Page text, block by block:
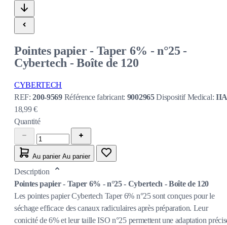
Pointes papier - Taper 6% - n°25 -
Cybertech - Boîte de 120
CYBERTECH
REF:200-9569 Référence fabricant: 9002965Dispositif Medical: IIA
18,99 €
Quantité
Au panier Au panier
Description
Pointes papier - Taper 6% - n°25 - Cybertech - Boîte de 120
Les pointes papier Cybertech Taper 6% n°25 sont conçues pour le
séchage efficace des canaux radiculaires après préparation. Leur
conicité de 6% et leur taille ISO n°25 permettent une adaptation